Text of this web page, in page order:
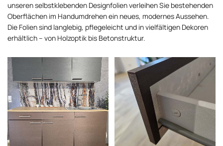
unseren selbstklebenden Designfolien verleihen Sie bestehenden
Oberflächen im Handumdrehen ein neues, modernes Aussehen.
Die Folien sind langlebig, pflegeleicht und in vielfältigen Dekoren
erhältlich – von Holzoptik bis Betonstruktur.